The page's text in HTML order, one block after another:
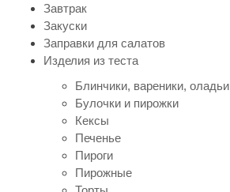
Завтрак
Закуски
Заправки для салатов
Изделия из теста
Блинчики, вареники, оладьи
Булочки и пирожки
Кексы
Печенье
Пироги
Пирожные